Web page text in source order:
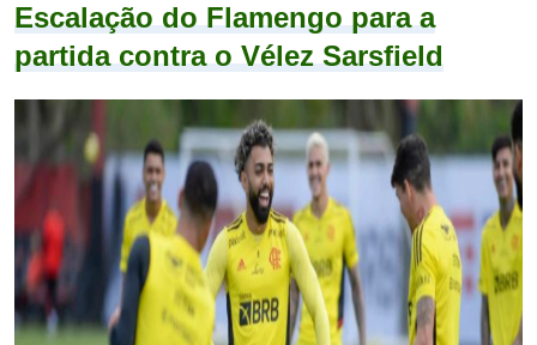
Escalação do Flamengo para a
partida contra o Vélez Sarsfield